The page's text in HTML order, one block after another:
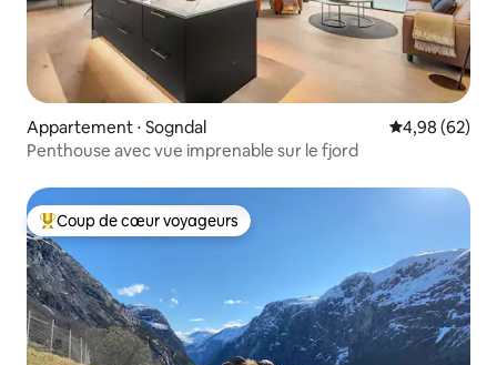
Appartement ⋅ Sogndal Évaluation
4,98 (62)
Penthouse avec vue imprenable sur le fjord
Coups de cœur voyageurs les plus appréciés
Coup de cœur voyageurs